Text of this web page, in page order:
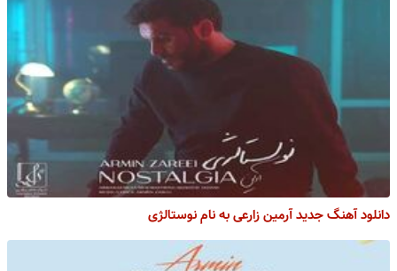
دانلود آهنگ جدید آرمین زارعی به نام نوستالژی